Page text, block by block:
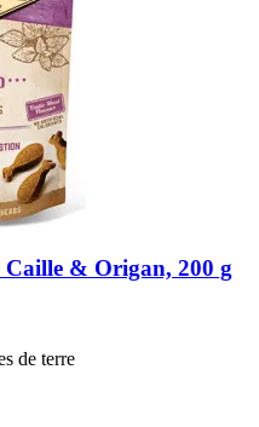
Caille & Origan, 200 g
de terre